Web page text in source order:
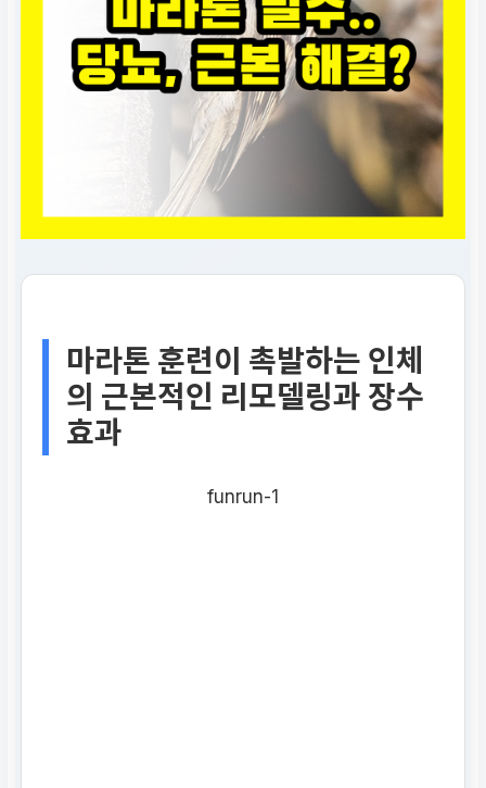
마라톤 훈련이 촉발하는 인체
의 근본적인 리모델링과 장수
효과
funrun-1